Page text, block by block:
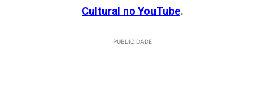
Cultural no YouTube.
PUBLICIDADE